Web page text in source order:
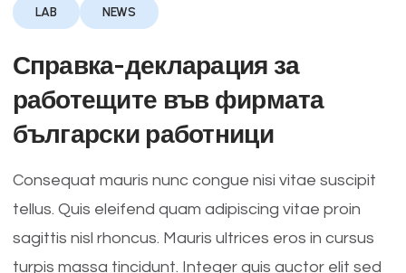
LAB NEWS
Справка-декларация за
работещите във фирмата
български работници
Consequat mauris nunc congue nisi vitae suscipit
tellus. Quis eleifend quam adipiscing vitae proin
sagittis nisl rhoncus. Mauris ultrices eros in cursus
turpis massa tincidunt. Integer quis auctor elit sed